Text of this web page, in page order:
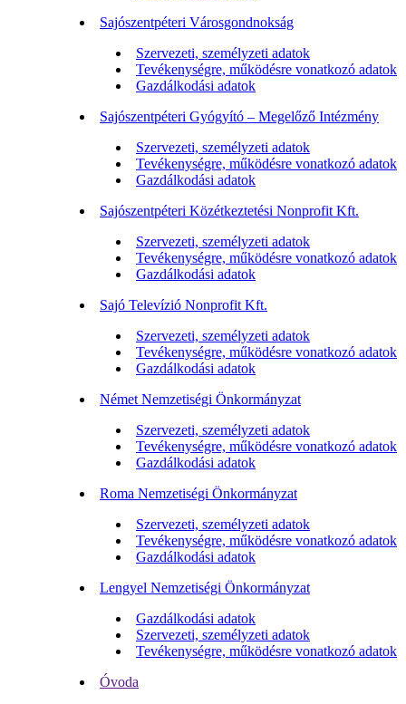
Sajószentpéteri Városgondnokság
Szervezeti, személyzeti adatok
Tevékenységre, működésre vonatkozó adatok
Gazdálkodási adatok
Sajószentpéteri Gyógyító – Megelőző Intézmény
Szervezeti, személyzeti adatok
Tevékenységre, működésre vonatkozó adatok
Gazdálkodási adatok
Sajószentpéteri Közétkeztetési Nonprofit Kft.
Szervezeti, személyzeti adatok
Tevékenységre, működésre vonatkozó adatok
Gazdálkodási adatok
Sajó Televízió Nonprofit Kft.
Szervezeti, személyzeti adatok
Tevékenységre, működésre vonatkozó adatok
Gazdálkodási adatok
Német Nemzetiségi Önkormányzat
Szervezeti, személyzeti adatok
Tevékenységre, működésre vonatkozó adatok
Gazdálkodási adatok
Roma Nemzetiségi Önkormányzat
Szervezeti, személyzeti adatok
Tevékenységre, működésre vonatkozó adatok
Gazdálkodási adatok
Lengyel Nemzetiségi Önkormányzat
Gazdálkodási adatok
Szervezeti, személyzeti adatok
Tevékenységre, működésre vonatkozó adatok
Óvoda